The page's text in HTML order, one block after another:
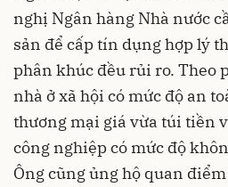
nghị Ngân hàng Nhà nước
sản để cấp tín dụng hợp lý
phân khúc đều rủi ro. Theo
nhà ở xã hội có mức độ an
thương mại giá vừa túi tiền
công nghiệp có mức độ
Ông cũng ủng hộ quan